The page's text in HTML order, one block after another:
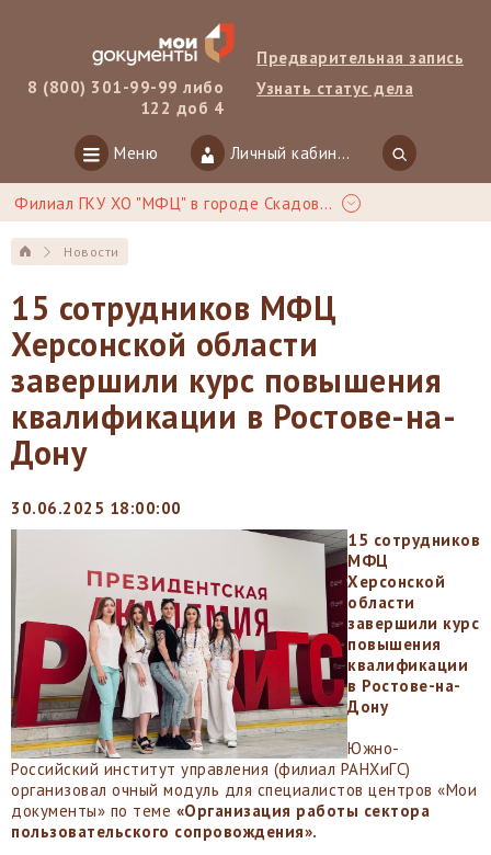
8 (800) 301-99-99 либо
122 доб 4
Предварительная запись
Узнать статус дела
Меню Личный кабинет
Филиал ГКУ ХО "МФЦ" в городе Скадовск
Новости
15 сотрудников МФЦ
Херсонской области
завершили курс повышения
квалификации в Ростове-на-
Дону
30.06.2025 18:00:00
15 сотрудников
МФЦ
Херсонской
области
завершили курс
повышения
квалификации
в Ростове-на-
Дону
Южно-
Российский институт управления (филиал РАНХиГС)
организовал очный модуль для специалистов центров «Мои
документы» по теме «Организация работы сектора
пользовательского сопровождения».